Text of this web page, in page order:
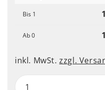
Bis 1
Ab0
inkl. MwSt.zzgl.